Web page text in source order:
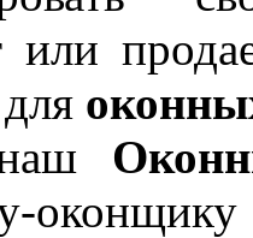
или
оконщику